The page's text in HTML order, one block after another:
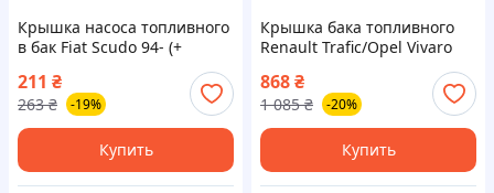
Крышка насоса топливного
в бак Fiat Scudo 94- (+
211 ₴
263 ₴ -19%
Купить
Крышка бака топливного
Renault Trafic/Opel Vivaro
868₴
1 085 ₴ -20%
Купить